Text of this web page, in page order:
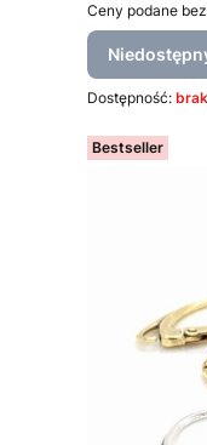
Ceny podane
Dostępność:
Bestseller